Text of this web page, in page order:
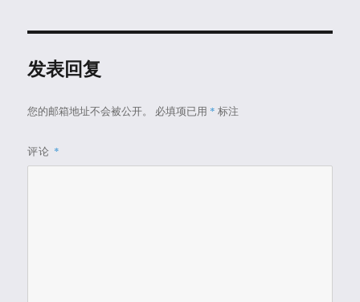
发表回复
您的邮箱地址不会被公开。 必填项已用 * 标注
评论 *